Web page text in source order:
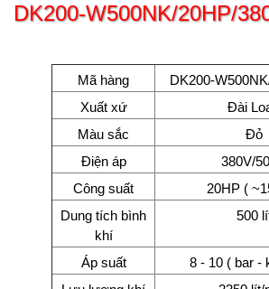
DK200-W500NK/20HP/
Mã hàng
DK200-­
Xuất xứ
Đài
Màu sắc
Đỏ
Điện áp
380V/
Công suất
20HP (
Dung tích bình
khí
500
Áp suất
8 - 10 ( bar -